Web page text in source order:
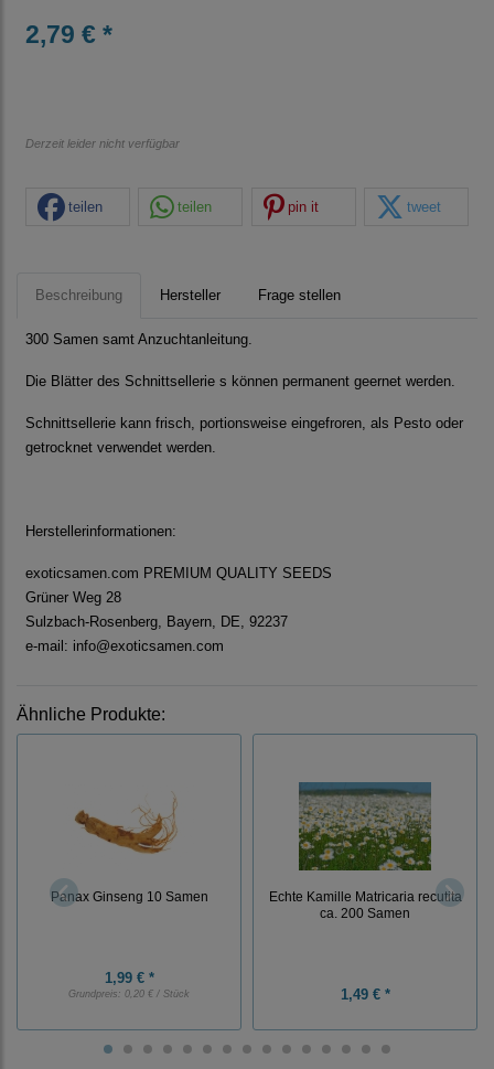
2,79 € *
Derzeit leider nicht verfügbar
teilen teilen pin it tweet
Beschreibung Hersteller Frage stellen
300 Samen samt Anzuchtanleitung.
Die Blätter des Schnittsellerie s können permanent geernet werden.
Schnittsellerie kann frisch, portionsweise eingefroren, als Pesto oder
getrocknet verwendet werden.
Herstellerinformationen:
exoticsamen.com PREMIUM QUALITY SEEDS
Grüner Weg 28
Sulzbach-Rosenberg, Bayern, DE, 92237
e-mail: info@exoticsamen.com
Ähnliche Produkte:
Panax Ginseng 10 Samen
1,99 € *
Grundpreis: 0,20 € / Stück
Echte Kamille Matricaria recutita
ca. 200 Samen
1,49 € *